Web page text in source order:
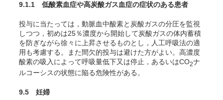
9.1.1 低酸素血症や高炭酸ガス血症の症状のある患者
投与に当たっては，動脈血中酸素と炭酸ガスの分圧を監視
しつつ，初めは25％濃度から開始して炭酸ガスの体内蓄積
を防ぎながら徐々に上昇させるものとし，人工呼吸法の適
用も考慮する。また間欠的投与は避けた方がよい。高濃度
酸素の吸入によって呼吸量低下又は停止，あるいはCO2ナ
ルコーシスの状態に陥る危険性がある 。
9.5 妊婦